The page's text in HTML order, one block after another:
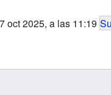
oct 2025, a las 11:19